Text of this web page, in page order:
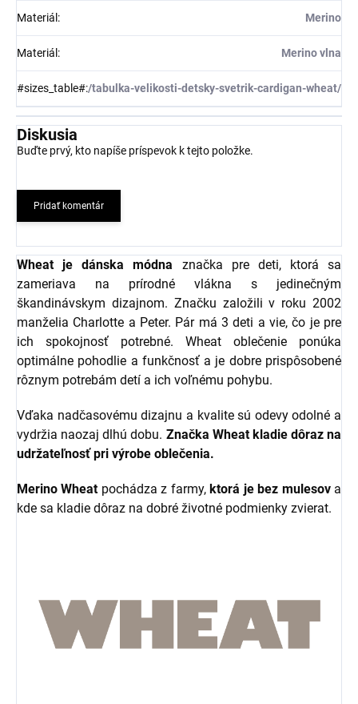
Materiál : Merino
Materiál : Merino vlna
#sizes_table#:/tabulka-velikosti-detsky-svetrik-cardigan-wheat/
Diskusia
Buďte prvý, kto napíše príspevok k tejto položke.
Pridať komentár
Wheat je dánska módna značka pre deti, ktorá sa
zameriava na prírodné vlákna s jedinečným
škandinávskym dizajnom. Značku založili v roku 2002
manželia Charlotte a Peter. Pár má 3 deti a vie, čo je pre
ich spokojnosť potrebné. Wheat oblečenie ponúka
optimálne pohodlie a funkčnosť a je dobre prispôsobené
rôznym potrebám detí a ich voľnému pohybu.
Vďaka nadčasovému dizajnu a kvalite sú odevy odolné a
vydržia naozaj dlhú dobu. Značka Wheat kladie dôraz na
udržateľnosť pri výrobe oblečenia.
Merino Wheatpochádza z farmy,ktorá je bez mulesova
kde sa kladie dôraz na dobré životné podmienky zvierat.